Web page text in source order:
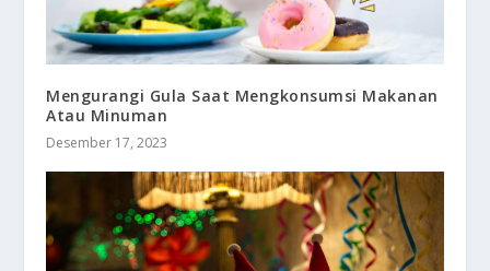
Mengurangi Gula Saat Mengkonsumsi Makanan
Atau Minuman
Desember 17, 2023